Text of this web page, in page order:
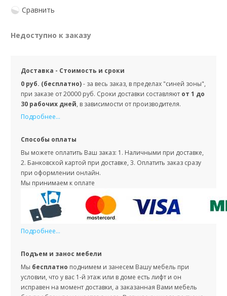
Сравнить
Недоступно к заказу
Доставка - Стоимость и сроки
0 руб. (бесплатно)- за весь заказ, в пределах "синей зоны",
при заказе от 20000 руб. Сроки доставки составляют от 1 до
30 рабочих дней, в зависимости от производителя.
Подробнее...
Способы оплаты
Вы можете оплатить Ваш заказ: 1. Наличными при доставке,
2. Банковской картой при доставке, 3. Оплатить заказ сразу
при оформлении онлайн.
Мы принимаем к оплате
Подробнее...
Подъем и занос мебели
Мы бесплатно поднимем и занесем Вашу мебель при
условии, что у вас 1-й этаж или в доме есть лифт и он
исправен на момент доставки, а заказанная Вами мебель